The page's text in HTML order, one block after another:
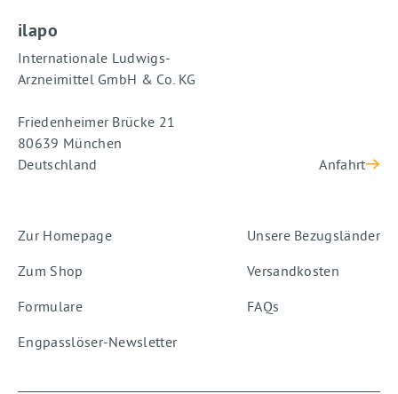
ilapo
Internationale Ludwigs-
Arzneimittel GmbH & Co. KG
Friedenheimer Brücke 21
80639 München
Deutschland
Anfahrt
Zur Homepage
Zum Shop
Formulare
Engpasslöser-Newsletter
Unsere Bezugsländer
Versandkosten
FAQs